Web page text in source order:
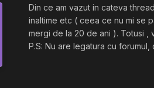
Din ce am vazut in cateva
inaltime etc ( ceea ce nu mi se
mergi de la 20 de ani ). Totusi ,
P.S: Nu are legatura cu